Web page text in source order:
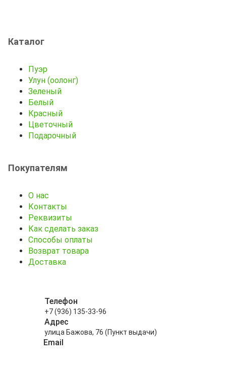
Каталог
Пуэр
Улун (оолонг)
Зеленый
Белый
Красный
Цветочный
Подарочный
Покупателям
О нас
Контакты
Реквизиты
Как сделать заказ
Способы оплаты
Возврат товара
Доставка
Телефон
+7 (936) 135-33-96
Адрес
улица Бажова, 76 (Пункт выдачи)
Email